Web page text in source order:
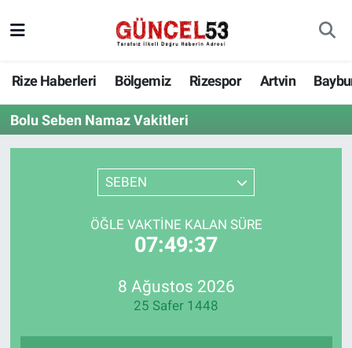
Rize Haberleri Bölgemiz Rizespor Artvin
Bolu Seben Namaz Vakitleri
SEBEN
ÖĞLE VAKTINE KALAN SÜRE
07:49:37
8 Ağustos 2026
25 Safer 1448